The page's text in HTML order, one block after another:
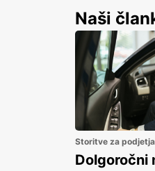
Naši
Storitve za podjetja
Dolgoročni